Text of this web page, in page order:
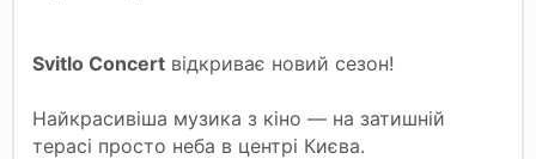
Svitlo Concert відкриває новий сезон!
Найкрасивіша музика з кіно — на затишній
терасі просто неба в центрі Києва.